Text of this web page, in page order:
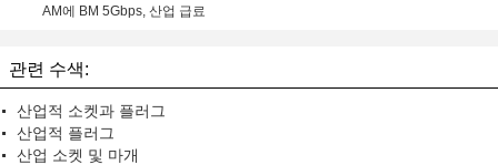
AM에 BM 5Gbps, 산업 급료
관련 수색:
산업적 소켓과 플러그
산업적 플러그
산업 소켓 및 마개